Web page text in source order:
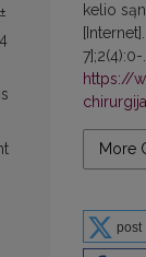
kelio
https://
More
post